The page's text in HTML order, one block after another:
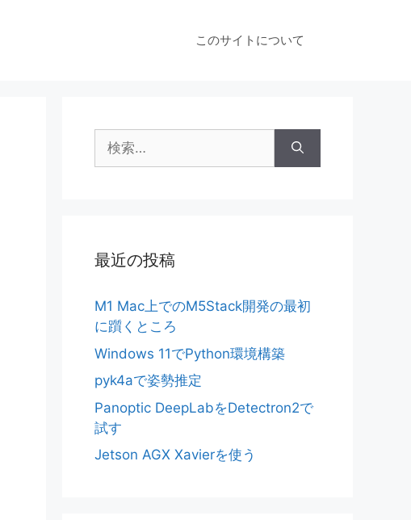
このサイトについて
索:
最近の投稿
M1 Mac上でのM5Stack開発の最初
に躓くところ
Windows 11でPython環境構築
pyk4aで姿勢推定
Panoptic DeepLabをDetectron2で
試す
Jetson AGX Xavierを使う